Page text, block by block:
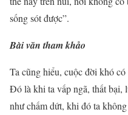
sống sót được”.
Bài văn tham khảo
Ta cũng hiểu, cuộc đời khó
Đó là khi ta vấp ngã, thất bại,
như chấm dứt, khi đó ta